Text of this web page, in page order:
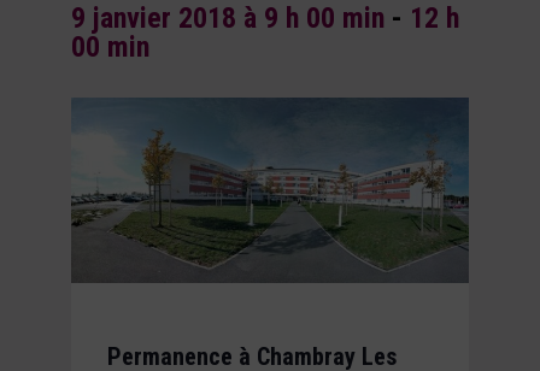
9 janvier 2018 à 9 h 00 min - 12 h
00 min
Permanence à Chambray Les